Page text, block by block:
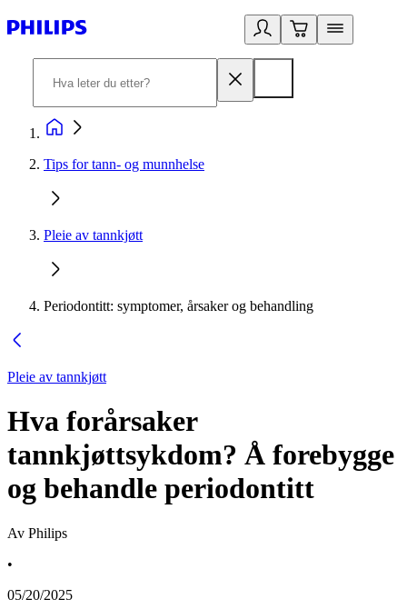
Tips for tann- og munnhelse
Pleie av tannkjøtt
Periodontitt: symptomer, årsaker og behandling
Pleie av tannkjøtt
Hva forårsaker
tannkjøttsykdom? Å forebygge
og behandle periodontitt
Av Philips
•
05/20/2025